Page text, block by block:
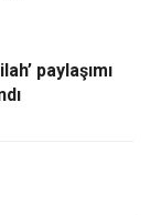
paylaşımı